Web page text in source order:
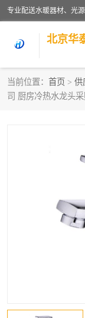
北京华
当前位置： 首页 > 供
司 厨房冷热水龙头
水暖阀门